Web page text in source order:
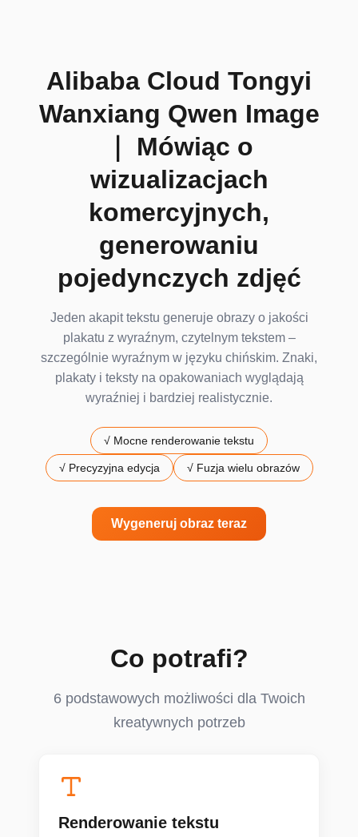
Alibaba Cloud Tongyi
Wanxiang Qwen Image
｜ Mówiąc o
wizualizacjach
komercyjnych,
generowaniu
pojedynczych zdjęć
Jeden akapit tekstu generuje obrazy o jakości
plakatu z wyraźnym, czytelnym tekstem –
szczególnie wyraźnym w języku chińskim. Znaki,
plakaty i teksty na opakowaniach wyglądają
wyraźniej i bardziej realistycznie.
√ Mocne renderowanie tekstu
√ Precyzyjna edycja √ Fuzja wielu obrazów
Wygeneruj obraz teraz
Co potrafi?
6 podstawowych możliwości dla Twoich
kreatywnych potrzeb
Renderowanie tekstu